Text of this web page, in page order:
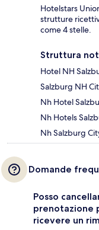
Hotelstars
strutture
come 4 stelle.
Struttura
Hotel NH
Salzburg NH
Nh Hotel
Nh Hotels
Nh Salzburg
Domande
Posso
prenotazione
ricevere un